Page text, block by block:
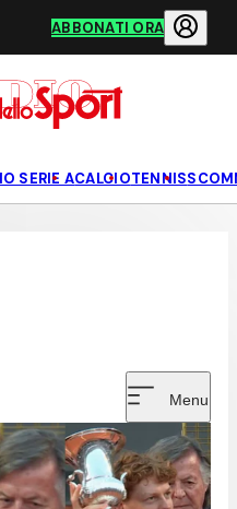
ABBONATI ORA
SERIE ACALCIOTENNIS
Menu